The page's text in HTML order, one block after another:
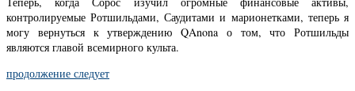
контролируемые Ротшильдами, Саудитами и марионетками, теперь я
могу вернуться к утверждению QAnona о том, что Ротшильды
являются главой всемирного культа.
продолжение следует